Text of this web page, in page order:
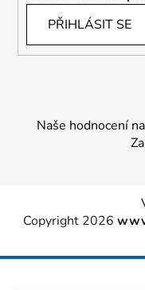
PŘIHLÁSIT SE
Naše hodnocení
Copyright 2026